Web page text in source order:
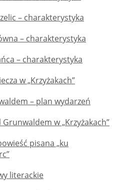
– charakterystyka
– charakterystyka
– charakterystyka
w „Krzyżakach”
– plan wydarzeń
w „Krzyżakach”
pisana „ku
literackie